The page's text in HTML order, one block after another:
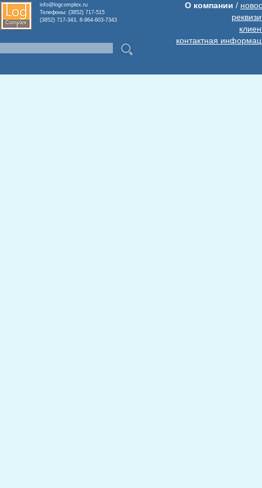
info@logcomplex.ru
Телефоны: (3852) 717-515
(3852) 717-343, 8-964-603-7343
О компании /
контактная